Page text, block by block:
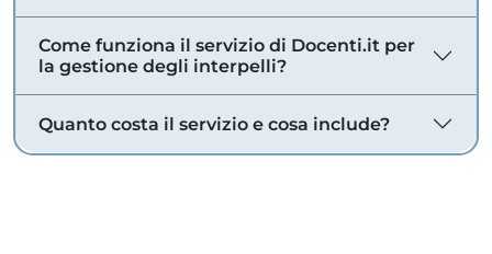
Come funziona il servizio di Docenti.it per
la gestione degli interpelli?
Quanto costa il servizio e cosa include?